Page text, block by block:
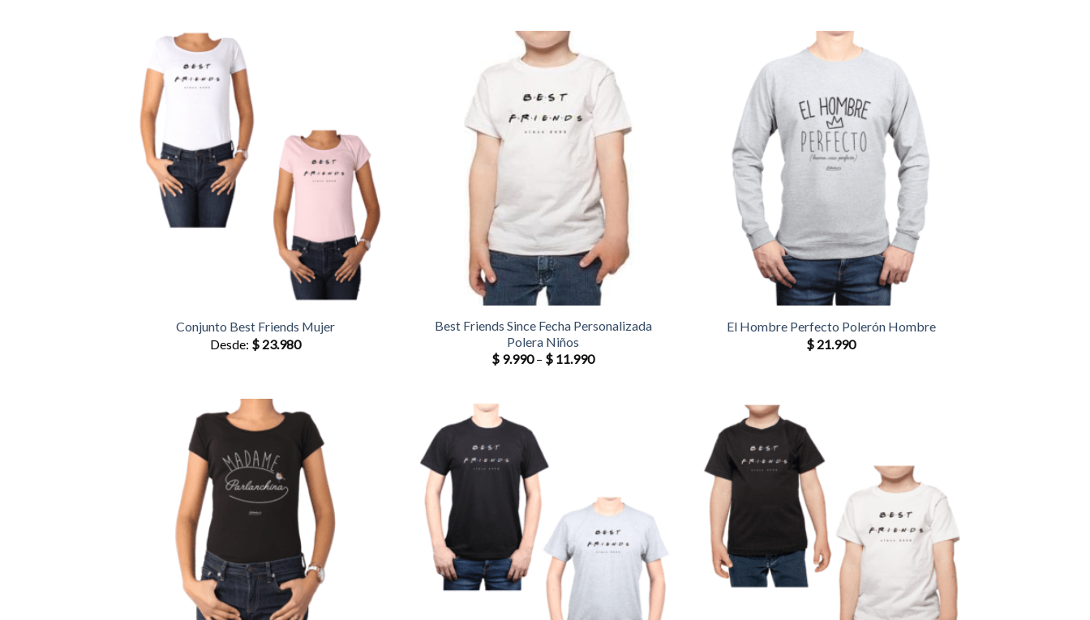
Conjunto Best Friends Mujer
Desde: $23.980
Best Friends Since Fecha Personalizada
Polera Niños
$ 9.990– $ 11.990
El Hombre Perfecto Polerón Hombre
$ 21.990